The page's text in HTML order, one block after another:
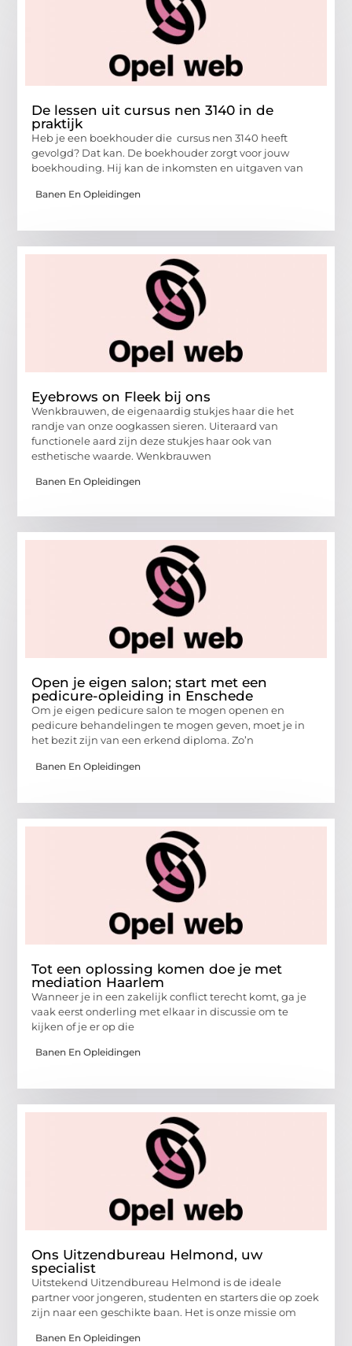
De lessen uit cursus nen 3140 in de
praktijk
Heb je een boekhouder die cursus nen 3140 heeft
gevolgd? Dat kan. De boekhouder zorgt voor jouw
boekhouding. Hij kan de inkomsten en uitgaven van
Banen En Opleidingen
Eyebrows on Fleek bij ons
Wenkbrauwen, de eigenaardig stukjes haar die het
randje van onze oogkassen sieren. Uiteraard van
functionele aard zijn deze stukjes haar ook van
esthetische waarde. Wenkbrauwen
Banen En Opleidingen
Open je eigen salon; start met een
pedicure-opleiding in Enschede
Om je eigen pedicure salon te mogen openen en
pedicure behandelingen te mogen geven, moet je in
het bezit zijn van een erkend diploma. Zo’n
Banen En Opleidingen
Tot een oplossing komen doe je met
mediation Haarlem
Wanneer je in een zakelijk conflict terecht komt, ga je
vaak eerst onderling met elkaar in discussie om te
kijken of je er op die
Banen En Opleidingen
Ons Uitzendbureau Helmond, uw
specialist
Uitstekend Uitzendbureau Helmond is de ideale
partner voor jongeren, studenten en starters die op zoek
zijn naar een geschikte baan. Het is onze missie om
Banen En Opleidingen